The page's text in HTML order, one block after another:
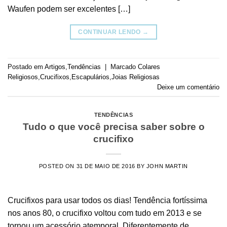
Waufen podem ser excelentes […]
CONTINUAR LENDO →
Postado em Artigos Tendências | Marcado Colares
Religiosos Crucifixos Escapulários Joias Religiosas
Deixe um comentário
TENDÊNCIAS
Tudo o que você precisa saber sobre o
crucifixo
POSTED ON 31 DE MAIO DE 2016 BY JOHN MARTIN
Crucifixos para usar todos os dias! Tendência fortíssima
nos anos 80, o crucifixo voltou com tudo em 2013 e se